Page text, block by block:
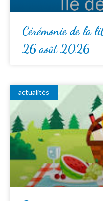
Cérémonie de la
26 août 2026
actualités